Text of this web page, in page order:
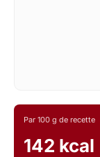
Par 100 g de recette
142 kcal